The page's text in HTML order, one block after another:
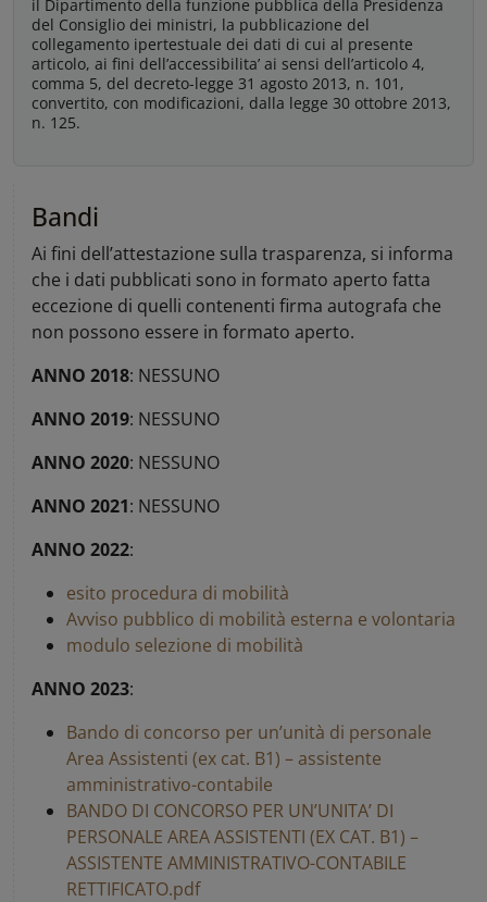
il Dipartimento della funzione pubblica della Presidenza
del Consiglio dei ministri, la pubblicazione del
collegamento ipertestuale dei dati di cui al presente
articolo, ai fini dell’accessibilita’ ai sensi dell’articolo 4,
comma 5, del decreto-legge 31 agosto 2013, n. 101,
convertito, con modificazioni, dalla legge 30 ottobre 2013,
n. 125.
Bandi
Ai fini dell’attestazione sulla trasparenza, si informa
che i dati pubblicati sono in formato aperto fatta
eccezione di quelli contenenti firma autografa che
non possono essere in formato aperto.
ANNO 2018: NESSUNO
ANNO 2019: NESSUNO
ANNO 2020: NESSUNO
ANNO 2021: NESSUNO
ANNO 2022:
esito procedura di mobilità
Avviso pubblico di mobilità esterna e volontaria
modulo selezione di mobilità
ANNO 2023:
Bando di concorso per un’unità di personale
Area Assistenti (ex cat. B1) – assistente
amministrativo-contabile
BANDO DI CONCORSO PER UN’UNITA’ DI
PERSONALE AREA ASSISTENTI (EX CAT. B1) –
ASSISTENTE AMMINISTRATIVO-CONTABILE
RETTIFICATO.pdf